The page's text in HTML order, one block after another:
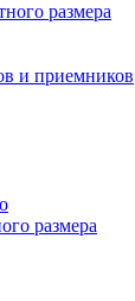
размера
и приемников
размера